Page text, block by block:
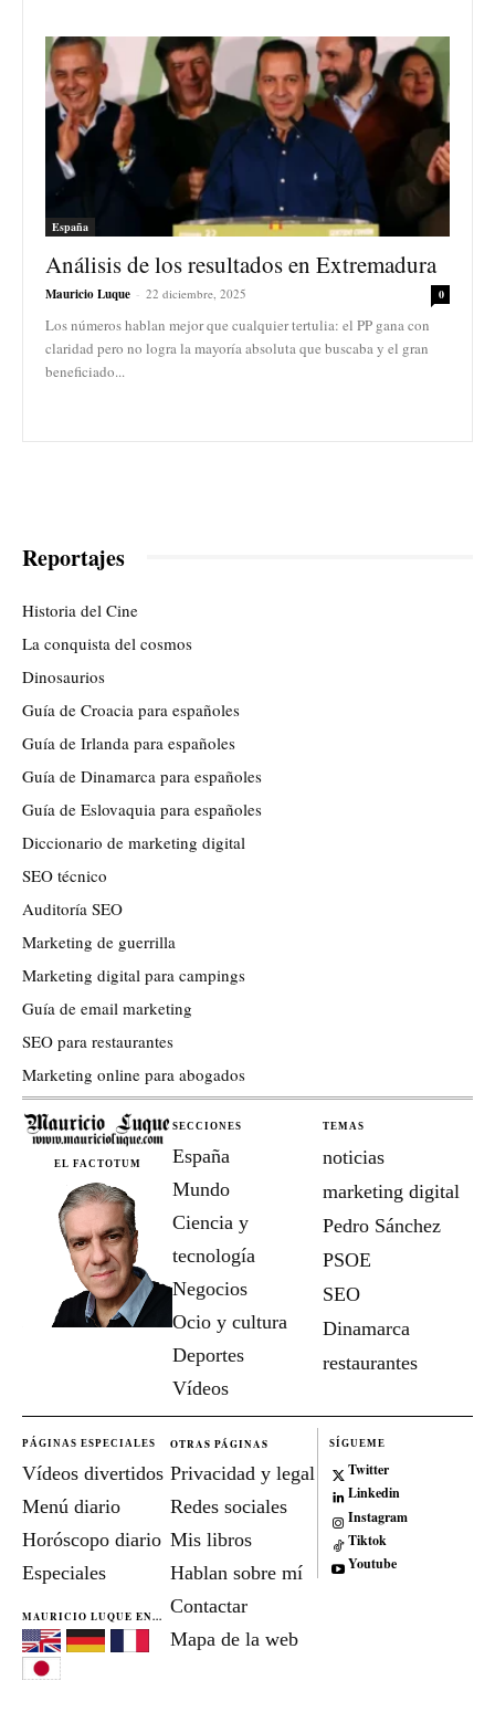
España
Análisis de los resultados en Extremadura
Mauricio Luque - 22 diciembre, 2025 0
Los números hablan mejor que cualquier tertulia: el PP gana con
claridad pero no logra la mayoría absoluta que buscaba y el gran
beneficiado...
Reportajes
Historia del Cine
La conquista del cosmos
Dinosaurios
Guía de Croacia para españoles
Guía de Irlanda para españoles
Guía de Dinamarca para españoles
Guía de Eslovaquia para españoles
Diccionario de marketing digital
SEO técnico
Auditoría SEO
Marketing de guerrilla
Marketing digital para campings
Guía de email marketing
SEO para restaurantes
Marketing online para abogados
EL FACTOTUM
SECCIONES
España
Mundo
Ciencia y
tecnología
Negocios
Ocio y cultura
Deportes
Vídeos
TEMAS
noticias
marketing digital
Pedro Sánchez
PSOE
SEO
Dinamarca
restaurantes
PÁGINAS ESPECIALES
Vídeos divertidos
Menú diario
Horóscopo diario
Especiales
MAURICIO LUQUE EN...
OTRAS PÁGINAS
Privacidad y legal
Redes sociales
Mis libros
Hablan sobre mí
Contactar
Mapa de la web
SÍGUEME
Twitter
Linkedin
Instagram
Tiktok
Youtube